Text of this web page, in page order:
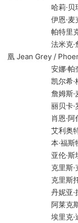
哈莉·贝瑞 /
伊恩·麦克莱
帕特里克·斯
法米克·詹森 /
凰 Jean Grey /
安娜·帕奎因
凯尔希·格兰
詹姆斯·麦斯
丽贝卡·罗梅
肖恩·阿什莫 /
艾利奥特·佩
本·福斯特 /
亚伦·斯坦福
克里斯·克雷
克里斯托弗·
丹妮亚·拉米
阿莱克斯·费
埃里克·迪恩